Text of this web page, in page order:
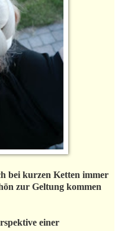
bei kurzen Ketten immer
zur Geltung kommen
einer